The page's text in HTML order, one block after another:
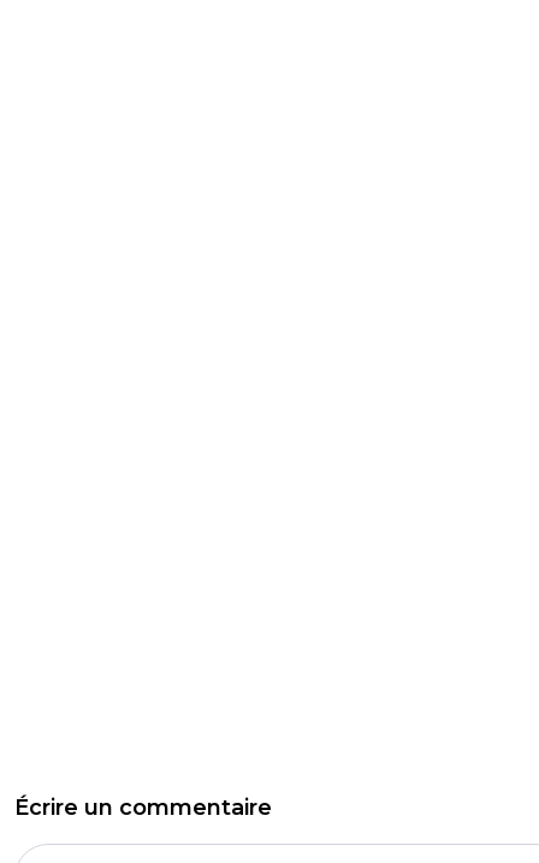
Écrire un commentaire